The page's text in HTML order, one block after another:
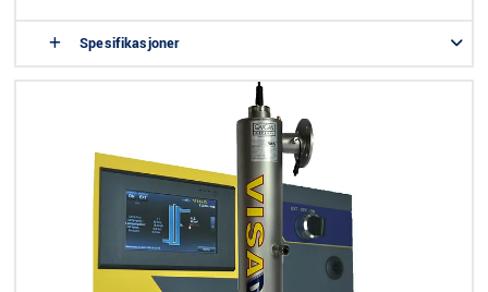
Spesifikasjoner